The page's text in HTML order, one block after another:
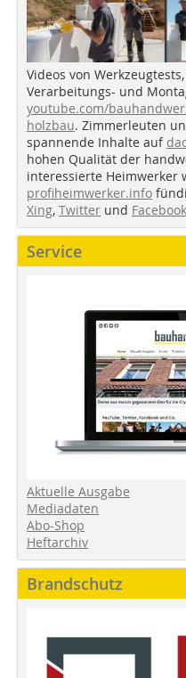
Videos von
Verarbeitungs- und
youtube.com/
holzbau. Zimmerleuten
spannende Inhalte auf
hohen Qualität der
interessierte Heimwerker
profiheimwerker.info
Xing, Twitter und Facebook
Service
Aktuelle Ausgabe
Mediadaten
Abo-Shop
Heftarchiv
Brandschutz